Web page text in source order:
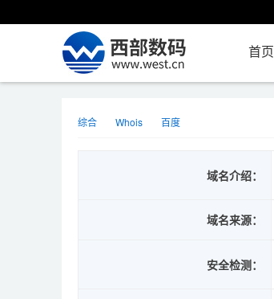
首页
综合 Whois 百度
域名介绍：
域名来源：
安全检测：